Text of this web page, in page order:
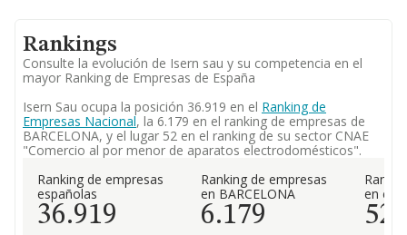
Rankings
Consulte la evolución de Isern sau y su competencia en el
mayor Ranking de Empresas de España
Isern Sau ocupa la posición 36.919 en el Ranking de
Empresas Nacional, la 6.179 en el ranking de empresas de
BARCELONA, y el lugar 52 en el ranking de su sector CNAE
"Comercio al por menor de aparatos electrodomésticos".
Ranking de empresas
españolas
36.919
Ranking de empresas
en BARCELONA
6.179
en el
52